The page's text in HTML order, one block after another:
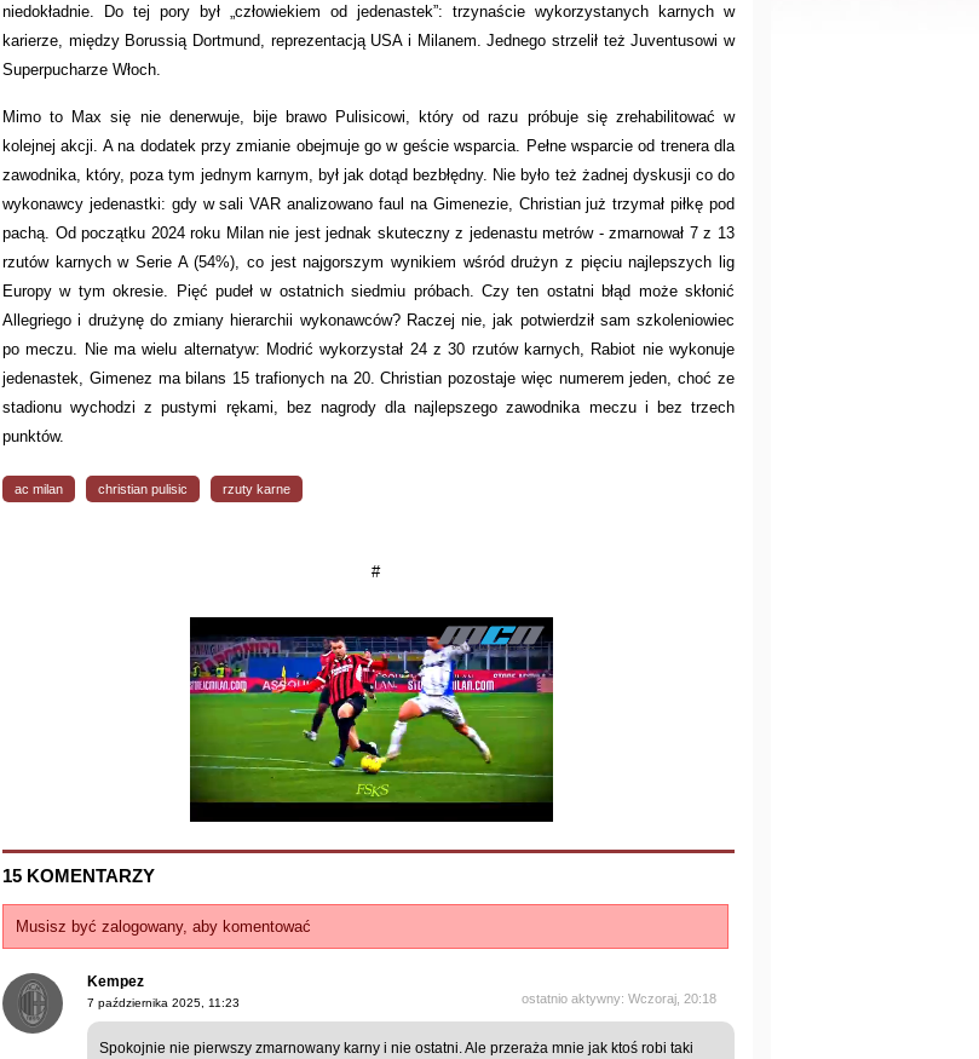
niedokładnie. Do tej pory był „człowiekiem od jedenastek”: trzynaście wykorzystanych karnych w
karierze, między Borussią Dortmund, reprezentacją USA i Milanem. Jednego strzelił też Juventusowi w
Superpucharze Włoch.
Mimo to Max się nie denerwuje, bije brawo Pulisicowi, który od razu próbuje się zrehabilitować w
kolejnej akcji. A na dodatek przy zmianie obejmuje go w geście wsparcia. Pełne wsparcie od trenera dla
zawodnika, który, poza tym jednym karnym, był jak dotąd bezbłędny. Nie było też żadnej dyskusji co do
wykonawcy jedenastki: gdy w sali VAR analizowano faul na Gimenezie, Christian już trzymał piłkę pod
pachą. Od początku 2024 roku Milan nie jest jednak skuteczny z jedenastu metrów - zmarnował 7 z 13
rzutów karnych w Serie A (54%), co jest najgorszym wynikiem wśród drużyn z pięciu najlepszych lig
Europy w tym okresie. Pięć pudeł w ostatnich siedmiu próbach. Czy ten ostatni błąd może skłonić
Allegriego i drużynę do zmiany hierarchii wykonawców? Raczej nie, jak potwierdził sam szkoleniowiec
po meczu. Nie ma wielu alternatyw: Modrić wykorzystał 24 z 30 rzutów karnych, Rabiot nie wykonuje
jedenastek, Gimenez ma bilans 15 trafionych na 20. Christian pozostaje więc numerem jeden, choć ze
stadionu wychodzi z pustymi rękami, bez nagrody dla najlepszego zawodnika meczu i bez trzech
punktów.
ac milan christian pulisic rzuty karne
#
15 KOMENTARZY
Musisz być zalogowany, aby komentować
Kempez
ostatnio aktywny: Wczoraj, 20:18
7 października 2025, 11:23
Spokojnie nie pierwszy zmarnowany karny i nie ostatni. Ale przeraża mnie jak ktoś robi taki